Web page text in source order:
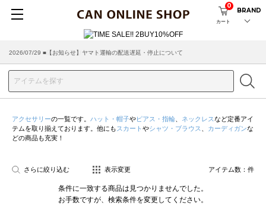
カート
0
BRAND
2026/07/29 ■【お知らせ】ヤマト運輸の配送遅延・停止について
2026/03/18 ■店舗受け取りサービスのご案内
アクセサリーの一覧です。 ハット・帽子やピアス・指輪 ネックレスなど定番アイ
テムを取り揃えております。他にも スカート やシャツ・ブラウス カーディガンな
どの商品も充実！
さらに絞り込む 表示変更 アイテム数： 件
条件に一致する商品は見つかりませんでした。
お手数ですが、検索条件を変更してください。